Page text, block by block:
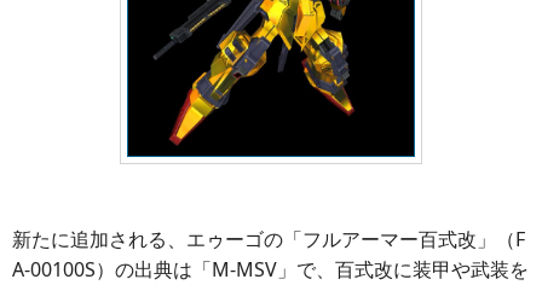
新たに追加される、エゥーゴの「フルアーマー百式改」（F
A-00100S）の出典は「M-MSV」で、百式改に装甲や武装を